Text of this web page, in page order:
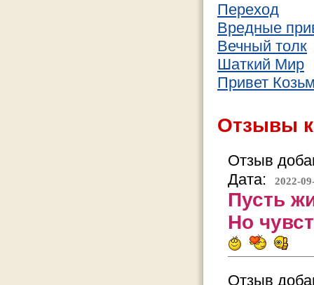
Переход
Вредные
Вечный толк
Шаткий Мир
Привет
Отзывы
Отзыв
Дата:
2022-
Пусть
Но
Отзыв